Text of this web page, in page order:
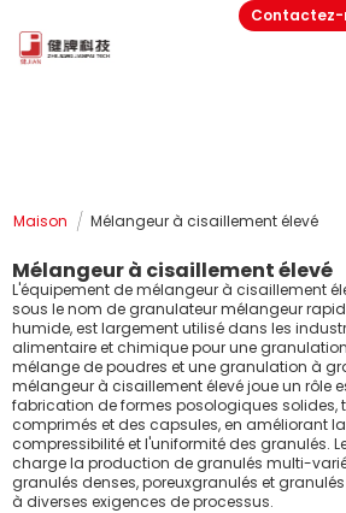
Contactez-
Maison / Mélangeur à cisaillement élevé
Mélangeur à cisaillement élevé
L'équipement de mélangeur à cisaillement
sous le nom de granulateur mélangeur
humide, est largement utilisé dans les
alimentaire et chimique pour une
mélange de poudres et une granulation à
mélangeur à cisaillement élevé joue un rôle
fabrication de formes posologiques solides,
comprimés et des capsules, en améliorant
compressibilité et l'uniformité des granulés.
charge la production de granulés multi-
granulés denses, poreuxgranulés et
à diverses exigences de processus.